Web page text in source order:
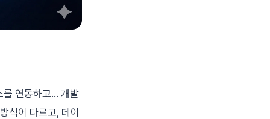
연동하고… 개발
식이 다르고, 데이